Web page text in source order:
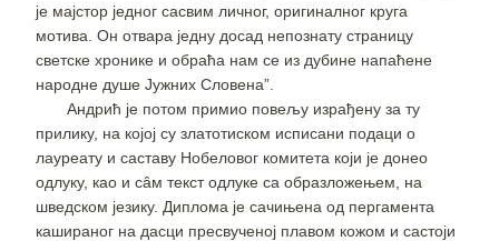
је мајстор једног сасвим личног, оригиналног круга
мотива. Он отвара једну досад непознату страницу
светске хронике и обраћа нам се из дубине напаћене
народне душе Јужних Словена”.
Андрић је потом примио повељу израђену за ту
прилику, на којој су златотиском исписани подаци о
лауреату и саставу Нобеловог комитета који је донео
одлуку, као и сâм текст одлуке са образложењем, на
шведском језику. Диплома је сачињена од пергамента
кашираног на дасци пресвученој плавом кожом и састоји